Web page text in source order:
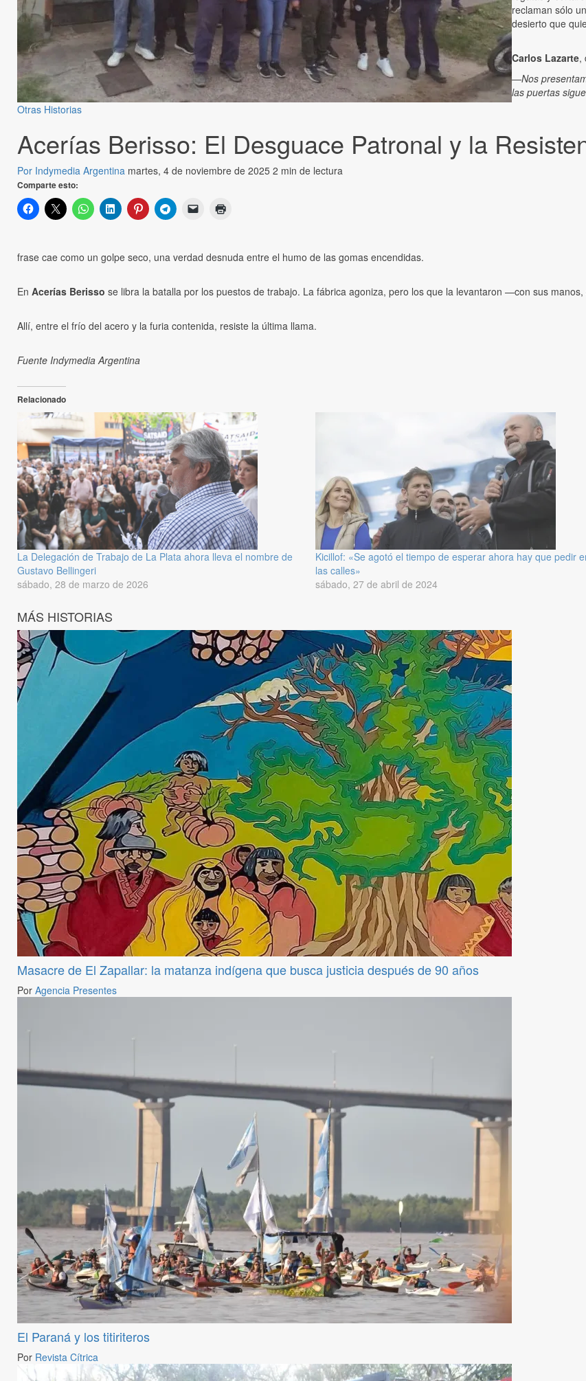
Otras Historias
Acerías Berisso: El Desguace Patronal y la
Por Indymedia Argentina martes, 4 de noviembre de 2025 2 min de lectura
Comparte esto:
reclaman sólo
desierto que
Carlos Lazarte,
—Nos
las puertas
frase cae como un golpe seco, una verdad desnuda entre el humo de las gomas encendidas.
En Acerías Berisso se libra la batalla por los puestos de trabajo. La fábrica agoniza, pero los que la levantaron —con sus
Allí, entre el frío del acero y la furia contenida, resiste la última llama.
Fuente Indymedia Argentina
Relacionado
La Delegación de Trabajo de La Plata ahora lleva el nombre de
Gustavo Bellingeri
sábado, 28 de marzo de 2026
Kicillof: «Se agotó el tiempo de esperar ahora hay que pedir
las calles»
sábado, 27 de abril de 2024
MÁS HISTORIAS
Masacre de El Zapallar: la matanza indígena que busca justicia después de 90 años
Por Agencia Presentes
El Paraná y los titiriteros
Por Revista Cítrica